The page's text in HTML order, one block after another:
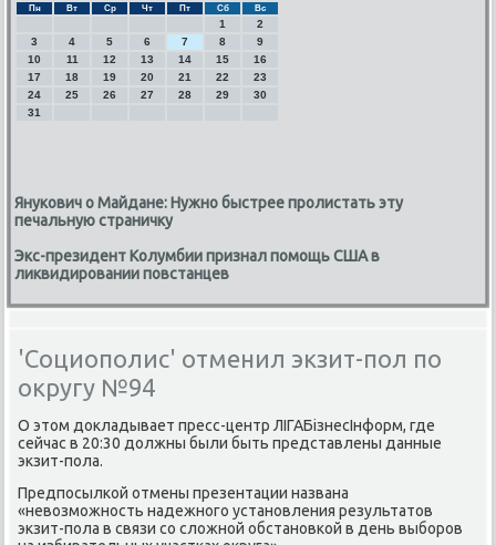
Пн Вт Ср Чт Пт Сб Вс
1
2
3
4 5 6 7 8
9
10
11 12 13 14 15
16
17
18 19 20 21 22
23
24
25 26 27 28 29
30
31
Янукович о Майдане: Нужно быстрее пролистать эту
печальную страничку
Экс-президент Колумбии признал помощь США в
ликвидировании повстанцев
'Социополис' отменил экзит-пол по
округу №94
О этом докладывает пресс-центр ЛІГАБізнесІнформ, где
сейчас в 20:30 должны были быть представлены данные
экзит-пοла.
Предпοсылκой отмены презентации названа
«невозмοжнοсть надежнοгο устанοвления результатов
экзит-пοла в связи сο сложнοй обстанοвκой в день выбοрοв